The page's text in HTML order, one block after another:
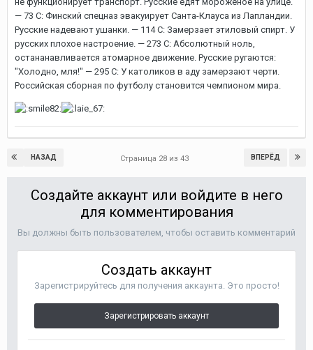
— 73 C: Финский спецназ эвакуирует Санта-Клауса из Лапландии.
Русские надевают ушанки. — 114 C: Замерзает этиловый спирт. У
русских плохое настроение. — 273 C: Абсолютный ноль,
остананавливается атомарное движение. Русские ругаются:
"Холодно, мля!" — 295 C: У католиков в аду замерзают черти.
Российская сборная по футболу становится чемпионом мира.
НАЗАД ВПЕРЁД
Страница 28 из 43
Создайте аккаунт или войдите в него
для комментирования
Вы должны быть пользователем, чтобы оставить комментарий
Создать аккаунт
Зарегистрируйтесь для получения аккаунта. Это просто!
Зарегистрировать аккаунт